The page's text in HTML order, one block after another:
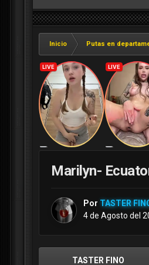
Inicio Putas en
Marilyn-
Por TASTER
4 de Agosto del
TASTER FINO